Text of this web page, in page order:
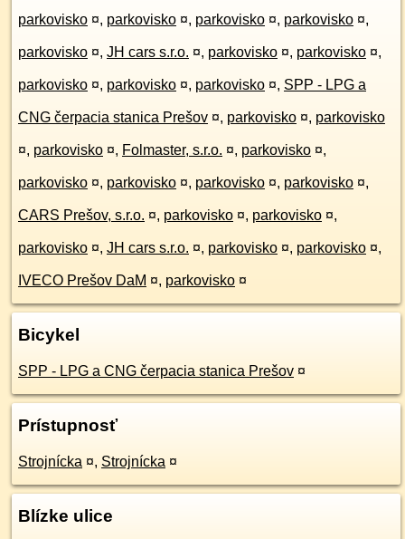
parkovisko ¤, parkovisko ¤, parkovisko ¤, parkovisko ¤,
parkovisko ¤, JH cars s.r.o. ¤, parkovisko ¤, parkovisko ¤,
parkovisko ¤, parkovisko ¤, parkovisko ¤, SPP - LPG a
CNG čerpacia stanica Prešov ¤, parkovisko ¤, parkovisko
¤, parkovisko ¤, Folmaster, s.r.o. ¤, parkovisko ¤,
parkovisko ¤, parkovisko ¤, parkovisko ¤, parkovisko ¤,
CARS Prešov, s.r.o. ¤, parkovisko ¤, parkovisko ¤,
parkovisko ¤, JH cars s.r.o. ¤, parkovisko ¤, parkovisko ¤,
IVECO Prešov DaM ¤, parkovisko ¤
Bicykel
SPP - LPG a CNG čerpacia stanica Prešov ¤
Prístupnosť
Strojnícka ¤, Strojnícka ¤
Blízke ulice